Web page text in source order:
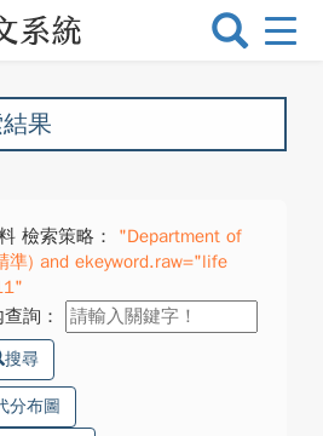
選
換
果
檢索策略：
"Department of
準) and ekeyword.raw="life
詢：
搜尋
分布圖